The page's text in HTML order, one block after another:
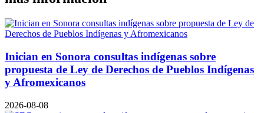
Inician en Sonora consultas indígenas sobre
propuesta de Ley de Derechos de Pueblos Indígenas
y Afromexicanos
2026-08-08